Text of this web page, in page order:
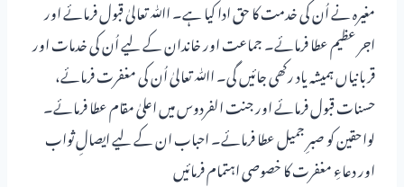
مغیرہ نے اُن کی خدمت کا حق ادا کیا ہے۔ اﷲ تعالیٰ قبول فرمائے اور
اجر عظیم عطا فرمائے۔ جماعت اور خاندان کے لیے اُن کی خدمات اور
قربانیاں ہمیشہ یاد رکھی جائیں گی۔ اﷲ تعالیٰ اُن کی مغفرت فرمائے،
حسنات قبول فرمائے اور جنت الفردوس میں اعلیٰ مقام عطا فرمائے۔
لواحقین کو صبرِ جمیل عطا فرمائے۔ احباب ان کے لیے ایصالِ ثواب
اور دعاءِ مغفرت کا خصوصی اہتمام فرمائیں